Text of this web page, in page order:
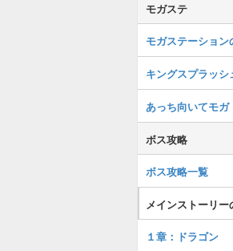
モガステ
モガステーション
キングスプラッシ
あっち向いてモガ
ボス攻略
ボス攻略一覧
メインストーリー
１章：ドラゴン